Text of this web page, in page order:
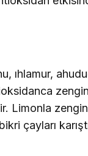
ıhlamur,
Limonla
çayları